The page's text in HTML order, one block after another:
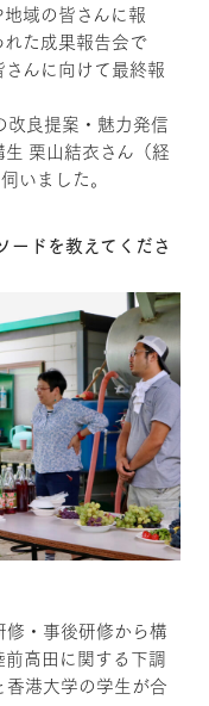
域の皆さんに報
た成果報告会で
んに向けて最終報
良提案・魅力発信
栗山結衣さん（経
いました。
ードを教えてくださ
・事後研修から構
高田に関する下調
港大学の学生が合